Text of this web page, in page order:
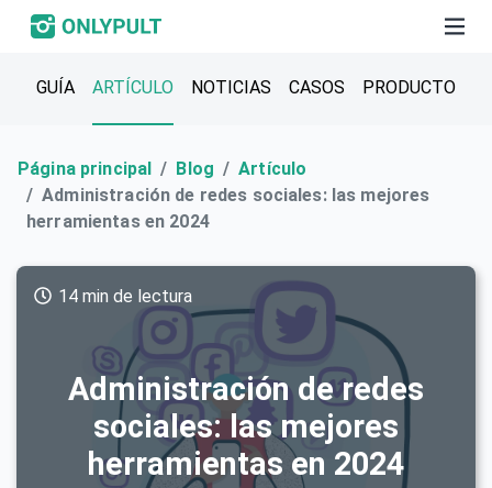
GUÍA ARTÍCULO NOTICIAS CASOS PRODUCTO
Página principal Blog
Artículo
Administración de redes sociales: las mejores
herramientas en 2024
Administración de redes
sociales: las mejores
herramientas en 2024
14 min de lectura